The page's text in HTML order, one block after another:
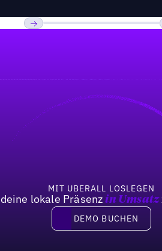
MIT UBERALL LOSLEGEN
lokale Präsenzin Umsatz
DEMO BUCHEN
DEMO BUCHEN